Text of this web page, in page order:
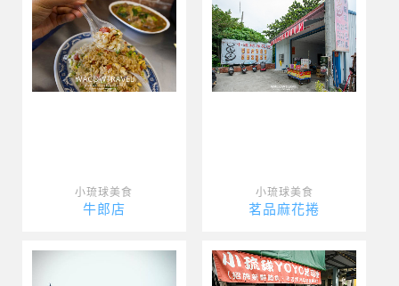
小琉球美食
牛郎店
小琉球美食
茗品麻花捲